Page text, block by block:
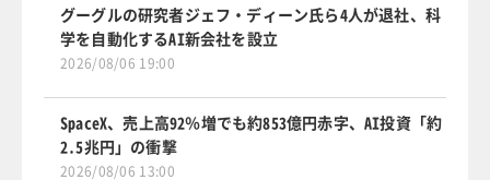
グーグルの研究者ジェフ・ディーン氏ら4人が退社、科
学を自動化するAI新会社を設立
2026/08/06 19:00
SpaceX、売上高92％増でも約853億円赤字、AI投資「約
2.5兆円」の衝撃
2026/08/06 13:00